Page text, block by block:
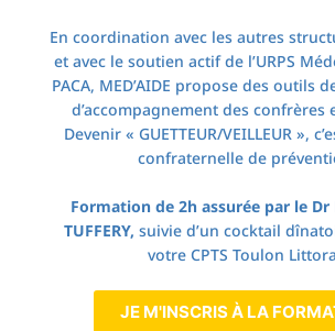
En coordination avec les autres
et avec le soutien actif de l’URPS
PACA, MED’AIDE propose des outils
d’accompagnement des confrères
Devenir « GUETTEUR/VEILLEUR »,
confraternelle de
Formation de 2h assurée par le Dr
TUFFERY, suivie d’un cocktail
votre CPTS Toulon
JE M'INSCRIS À LA